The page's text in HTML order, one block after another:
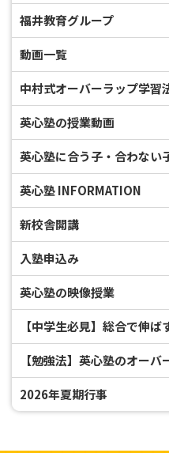
福井教育グループ
動画一覧
中村式オーバーラップ学習
英心塾の授業動画
英心塾に合う子・合わない
英心塾 INFORMATION
新校舎開講
入塾申込み
英心塾の映像授業
【中学生必見】総合で伸ば
【勉強法】英心塾のオーバ
2026年夏期行事